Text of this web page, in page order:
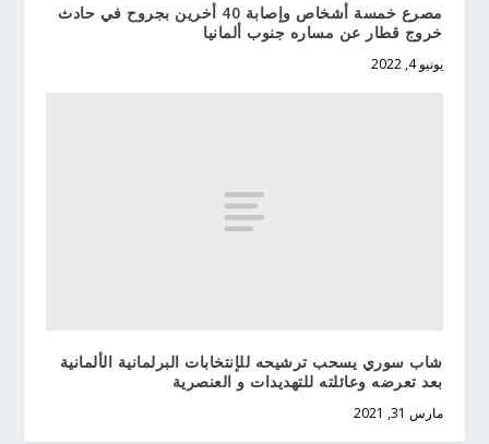
مصرع خمسة أشخاص وإصابة 40 أخرين بجروح في حادث
خروج قطار عن مساره جنوب ألمانيا
يونيو 4, 2022
شاب سوري يسحب ترشيحه للإنتخابات البرلمانية الألمانية
بعد تعرضه وعائلته للتهديدات و العنصرية
مارس 31, 2021